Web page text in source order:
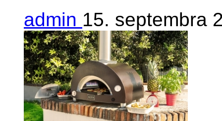
admin 15. septembra